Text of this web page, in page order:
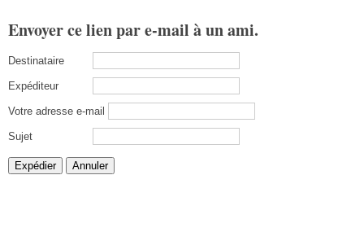
Envoyer ce lien par e-mail à un ami.
Destinataire
Expéditeur
Votre adresse e-mail
Sujet
Expédier Annuler